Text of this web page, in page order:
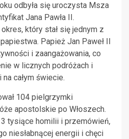
odbyła się uroczysta Msza
Jana Pawła II.
który stał się jednym z
Papież Jan Paweł II
i zaangażowania, co
w licznych podróżach i
całym świecie.
104 pielgrzymki
apostolskie po Włoszech.
3 tysiące homilii i przemówień,
niesłabnącej energii i chęci